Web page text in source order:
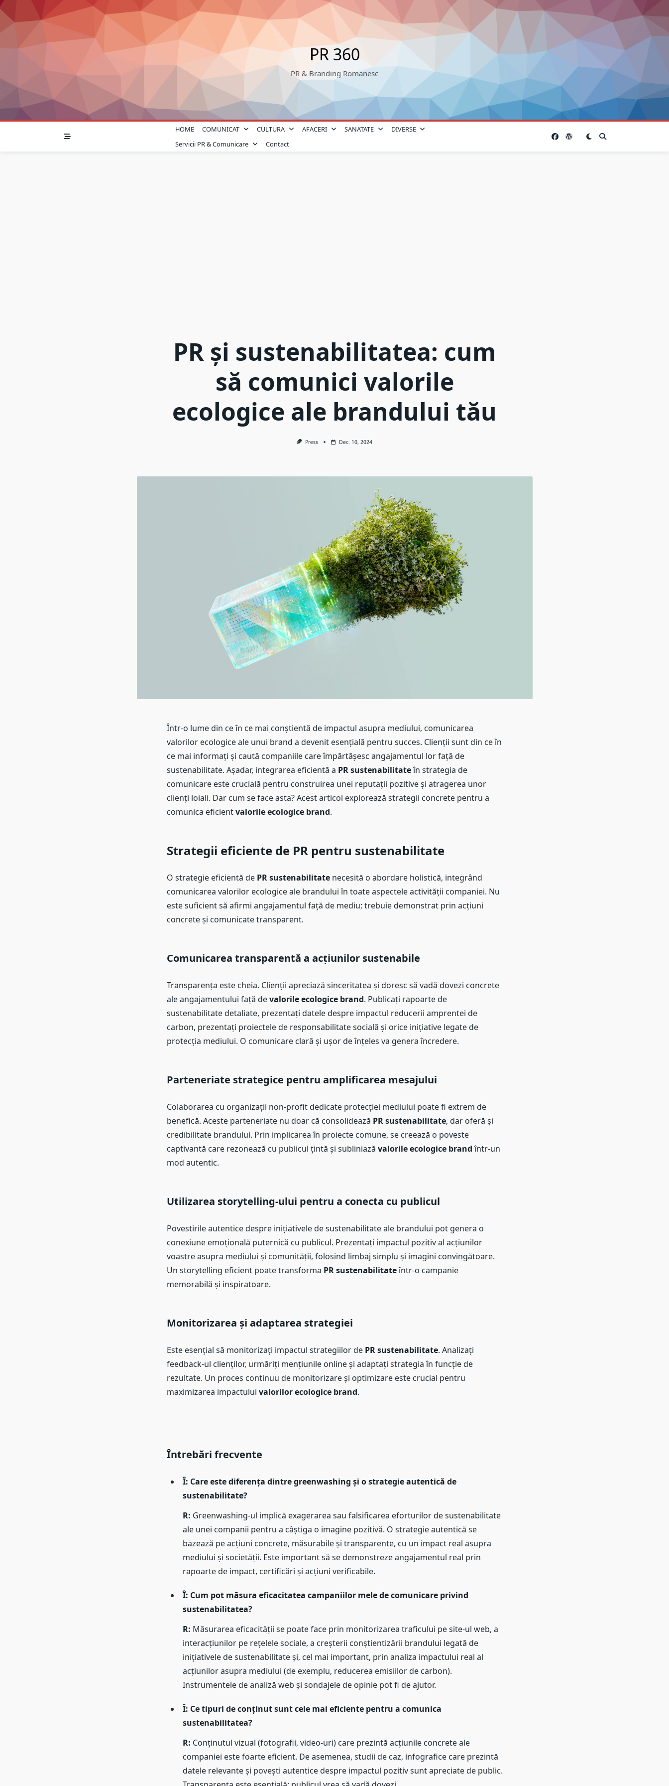
Skip
to
content
PR 360
PR & Branding Romanesc
HOME COMUNICAT CULTURA AFACERI SANATATE
DIVERSE
Servicii PR & Comunicare
Contact
PR și sustenabilitatea: cum
să comunici valorile
ecologice ale brandului tău
Press Dec. 10, 2024
Într-o lume din ce în ce mai conștientă de impactul asupra mediului, comunicarea
valorilor ecologice ale unui brand a devenit esențială pentru succes. Clienții sunt din ce în
ce mai informați și caută companiile care împărtășesc angajamentul lor față de
sustenabilitate. Așadar, integrarea eficientă a PR sustenabilitateîn strategia de
comunicare este crucială pentru construirea unei reputații pozitive și atragerea unor
clienți loiali. Dar cum se face asta? Acest articol explorează strategii concrete pentru a
comunica eficientvalorile ecologice brand.
Strategii eficiente de PR pentru sustenabilitate
O strategie eficientă de PR sustenabilitatenecesită o abordare holistică, integrând
comunicarea valorilor ecologice ale brandului în toate aspectele activității companiei. Nu
este suficient să afirmi angajamentul față de mediu; trebuie demonstrat prin acțiuni
concrete și comunicate transparent.
Comunicarea transparentă a acțiunilor sustenabile
Transparența este cheia. Clienții apreciază sinceritatea și doresc să vadă dovezi concrete
ale angajamentului față devalorile ecologice brand. Publicați rapoarte de
sustenabilitate detaliate, prezentați datele despre impactul reducerii amprentei de
carbon, prezentați proiectele de responsabilitate socială și orice inițiative legate de
protecția mediului. O comunicare clară și ușor de înțeles va genera încredere.
Parteneriate strategice pentru amplificarea mesajului
Colaborarea cu organizații non-profit dedicate protecției mediului poate fi extrem de
benefică. Aceste parteneriate nu doar că consolidează PR sustenabilitate, dar oferă și
credibilitate brandului. Prin implicarea în proiecte comune, se creează o poveste
captivantă care rezonează cu publicul țintă și subliniază valorile ecologice brandîntr-un
mod autentic.
Utilizarea storytelling-ului pentru a conecta cu publicul
Povestirile autentice despre inițiativele de sustenabilitate ale brandului pot genera o
conexiune emoțională puternică cu publicul. Prezentați impactul pozitiv al acțiunilor
voastre asupra mediului și comunității, folosind limbaj simplu și imagini convingătoare.
Un storytelling eficient poate transforma PR sustenabilitateîntr-o campanie
memorabilă și inspiratoare.
Monitorizarea și adaptarea strategiei
Este esențial să monitorizați impactul strategiilor de PR sustenabilitate. Analizați
feedback-ul clienților, urmăriți mențiunile online și adaptați strategia în funcție de
rezultate. Un proces continuu de monitorizare și optimizare este crucial pentru
maximizarea impactului valorilor ecologice brand.
Întrebări frecvente
Î: Care este diferența dintre greenwashing și o strategie autentică de
sustenabilitate?
R: Greenwashing-ul implică exagerarea sau falsificarea eforturilor de sustenabilitate
ale unei companii pentru a câștiga o imagine pozitivă. O strategie autentică se
bazează pe acțiuni concrete, măsurabile și transparente, cu un impact real asupra
mediului și societății. Este important să se demonstreze angajamentul real prin
rapoarte de impact, certificări și acțiuni verificabile.
Î: Cum pot măsura eficacitatea campaniilor mele de comunicare privind
sustenabilitatea?
R: Măsurarea eficacității se poate face prin monitorizarea traficului pe site-ul web, a
interacțiunilor pe rețelele sociale, a creșterii conștientizării brandului legată de
inițiativele de sustenabilitate și, cel mai important, prin analiza impactului real al
acțiunilor asupra mediului (de exemplu, reducerea emisiilor de carbon).
Instrumentele de analiză web și sondajele de opinie pot fi de ajutor.
Î: Ce tipuri de conținut sunt cele mai eficiente pentru a comunica
sustenabilitatea?
R: Conținutul vizual (fotografii, video-uri) care prezintă acțiunile concrete ale
companiei este foarte eficient. De asemenea, studii de caz, infografice care prezintă
datele relevante și povești autentice despre impactul pozitiv sunt apreciate de public.